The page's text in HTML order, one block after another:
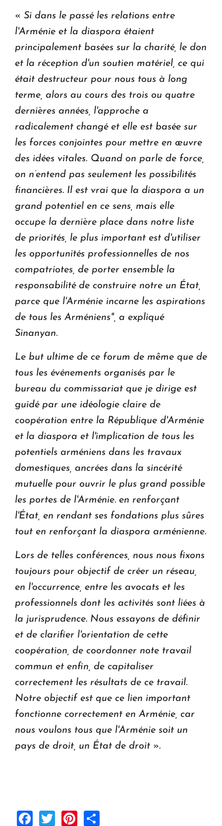
« Si dans le passé les relations entre
l'Arménie et la diaspora étaient
principalement basées sur la charité, le don
et la réception d'un soutien matériel, ce qui
était destructeur pour nous tous à long
terme, alors au cours des trois ou quatre
dernières années, l'approche a
radicalement changé et elle est basée sur
les forces conjointes pour mettre en œuvre
des idées vitales. Quand on parle de force,
on n’entend pas seulement les possibilités
financières. Il est vrai que la diaspora a un
grand potentiel en ce sens, mais elle
occupe la dernière place dans notre liste
de priorités, le plus important est d'utiliser
les opportunités professionnelles de nos
compatriotes, de porter ensemble la
responsabilité de construire notre un État,
parce que l'Arménie incarne les aspirations
de tous les Arméniens", a expliqué
Sinanyan.
Le but ultime de ce forum de même que de
tous les événements organisés par le
bureau du commissariat que je dirige est
guidé par une idéologie claire de
coopération entre la République d'Arménie
et la diaspora et l'implication de tous les
potentiels arméniens dans les travaux
domestiques, ancrées dans la sincérité
mutuelle pour ouvrir le plus grand possible
les portes de l'Arménie. en renforçant
l'État, en rendant ses fondations plus sûres
tout en renforçant la diaspora arménienne.
Lors de telles conférences, nous nous fixons
toujours pour objectif de créer un réseau,
en l'occurrence, entre les avocats et les
professionnels dont les activités sont liées à
la jurisprudence. Nous essayons de définir
et de clarifier l'orientation de cette
coopération, de coordonner note travail
commun et enfin, de capitaliser
correctement les résultats de ce travail.
Notre objectif est que ce lien important
fonctionne correctement en Arménie, car
nous voulons tous que l'Arménie soit un
pays de droit, un État de droit ».
Facebook
TwitterPinterest